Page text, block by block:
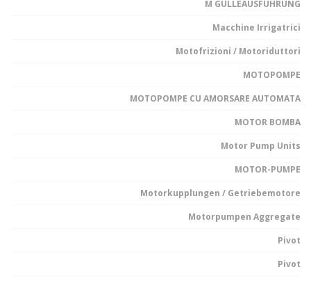
M GULLEAUSFUHRUNG
Macchine Irrigatrici
Motofrizioni / Motoriduttori
MOTOPOMPE
MOTOPOMPE CU AMORSARE AUTOMATA
MOTOR BOMBA
Motor Pump Units
MOTOR-PUMPE
Motorkupplungen / Getriebemotore
Motorpumpen Aggregate
Pivot
Pivot